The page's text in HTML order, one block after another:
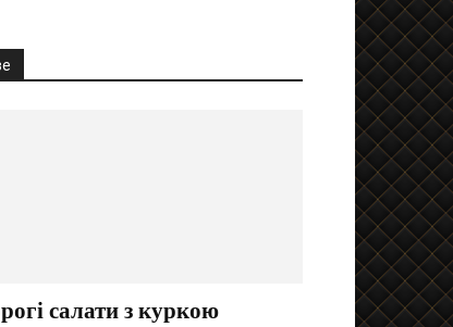
салати з куркою